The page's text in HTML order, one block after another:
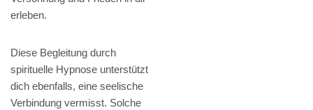
erleben.
Diese Begleitung durch
spirituelle Hypnose unterstützt
dich ebenfalls, eine seelische
Verbindung vermisst. Solche